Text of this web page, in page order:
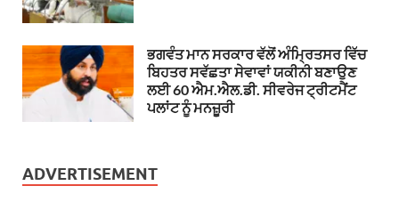
ਭਗਵੰਤ ਮਾਨ ਸਰਕਾਰ ਵੱਲੋਂ ਅੰਮ੍ਰਿਤਸਰ ਵਿੱਚ
ਬਿਹਤਰ ਸਵੱਛਤਾ ਸੇਵਾਵਾਂ ਯਕੀਨੀ ਬਣਾਉਣ
ਲਈ 60 ਐਮ.ਐਲ.ਡੀ. ਸੀਵਰੇਜ ਟ੍ਰੀਟਮੈਂਟ
ਪਲਾਂਟ ਨੂੰ ਮਨਜ਼ੂਰੀ
ADVERTISEMENT